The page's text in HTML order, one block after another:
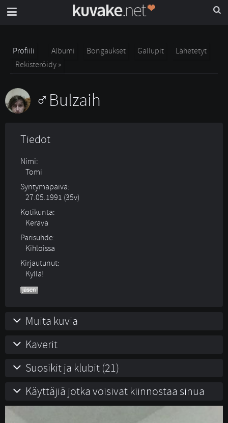
Profiili Albumi Bongaukset Gallupit
Lähetetyt
Rekisteröidy »
Bulzaih
Tiedot
Nimi:
Tomi
Syntymäpäivä:
27.05.1991 (35v)
Kotikunta:
Kerava
Parisuhde:
Kihloissa
Kirjautunut:
Kyllä!
Muita kuvia
Kaverit
Suosikit ja klubit (21)
Käyttäjiä jotka voisivat kiinnostaa sinua